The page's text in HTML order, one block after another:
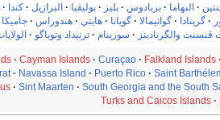
· البهاما · بربادوس · بليز · بوليڤيا · البرازيل · كندا ·
· گرينادا · گواتيمالا · گويانا · هايتي · هندوراس · جاميكا
ڤنسنت والگرنادينز · سورينام · ترنيداد وتوباگو ·
· Cayman Islands · Curaçao · Falkland Islands ·
· Navassa Island · Puerto Rico · Saint
· Sint Maarten · South Georgia and the South
Turks and Caicos Islands ·